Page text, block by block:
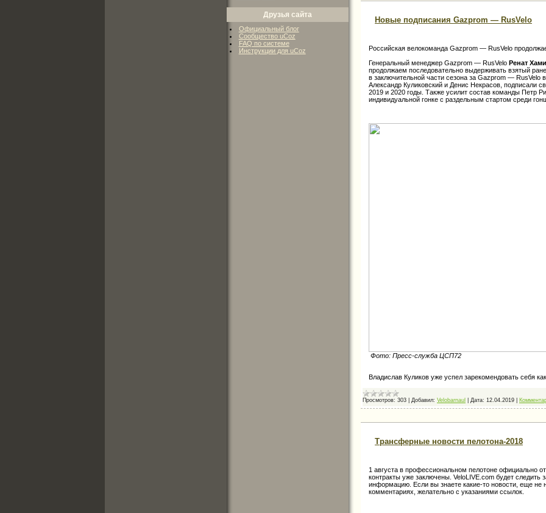
Друзья сайта
Официальный блог
Сообщество uCoz
FAQ по системе
Инструкции для uCoz
Новые подписания Gazprom — RusVelo
Российская велокоманда Gazprom — RusVelo
Генеральный менеджер Gazprom — RusVelo Ренат
продолжаем последовательно выдерживать взятый
в заключительной части сезона за Gazprom — RusVelo
Александр Куликовский и Денис Некрасов, подписали
2019 и 2020 годы. Также усилит состав команды Петр
индивидуальной гонке с раздельным стартом среди
Фото: Пресс-служба ЦСП72
Владислав Куликов уже успел зарекомендовать себя
Просмотров: 303 Добавил: Velobarnaul Дата: 12.04.2019
Трансферные новости пелотона-2018
1 августа в профессиональном пелотоне официально
контракты уже заключены. VeloLIVE.com будет следить
информацию. Если вы знаете какие-то новости, еще
комментариях, желательно с указаниями ссылок.